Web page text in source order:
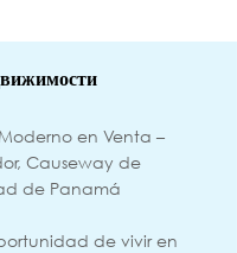
en Venta –
Causeway de
de Panamá
de vivir en